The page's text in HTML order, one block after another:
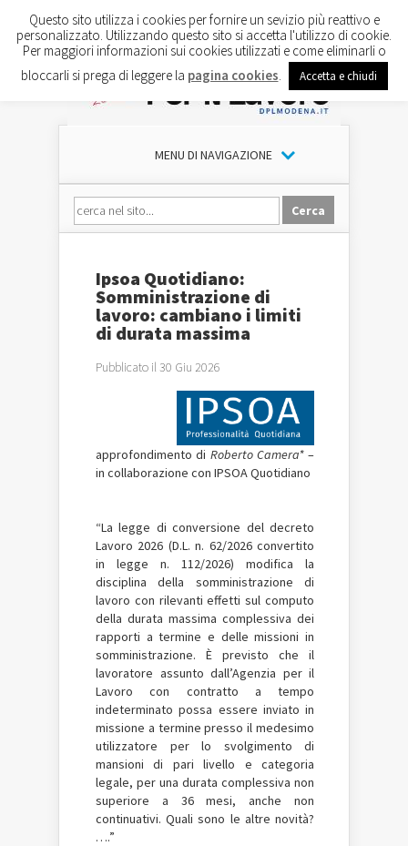
MENU DI NAVIGAZIONE
Ipsoa Quotidiano:
Somministrazione di
lavoro: cambiano i limiti
di durata massima
Pubblicato il 30 Giu 2026
approfondimento di Roberto Camera*–
in collaborazione con IPSOA Quotidiano
“La legge di conversione del decreto
Lavoro 2026 (D.L. n. 62/2026 convertito
in legge n. 112/2026) modifica la
disciplina della somministrazione di
lavoro con rilevanti effetti sul computo
della durata massima complessiva dei
rapporti a termine e delle missioni in
somministrazione. È previsto che il
lavoratore assunto dall’Agenzia per il
Lavoro con contratto a tempo
indeterminato possa essere inviato in
missione a termine presso il medesimo
utilizzatore per lo svolgimento di
mansioni di pari livello e categoria
legale, per una durata complessiva non
superiore a 36 mesi, anche non
continuativi. Quali sono le altre novità?
….”
Questo sito utilizza i cookies per fornire un sevizio più reattivo e
personalizzato. Utilizzando questo sito si accetta l'utilizzo di cookie.
Per maggiori informazioni sui cookies utilizzati e come eliminarli o
bloccarli si prega di leggere la pagina cookies Accetta e chiudi